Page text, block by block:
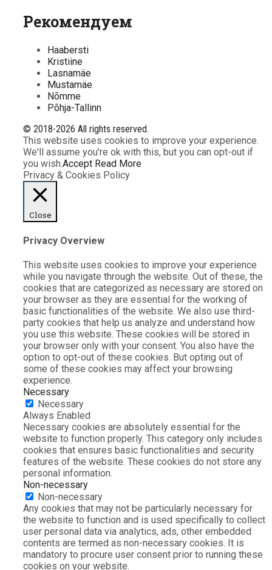
Рекомендуем
Haabersti
Kristiine
Lasnamäe
Mustamäe
Nõmme
Põhja-Tallinn
© 2018-2026 All rights reserved.
This website uses cookies to improve your experience.
We'll assume you're ok with this, but you can opt-out if
you wish.Accept Read More
Privacy & Cookies Policy
Close
Privacy Overview
This website uses cookies to improve your experience
while you navigate through the website. Out of these, the
cookies that are categorized as necessary are stored on
your browser as they are essential for the working of
basic functionalities of the website. We also use third-
party cookies that help us analyze and understand how
you use this website. These cookies will be stored in
your browser only with your consent. You also have the
option to opt-out of these cookies. But opting out of
some of these cookies may affect your browsing
experience.
Necessary
Necessary
Always Enabled
Necessary cookies are absolutely essential for the
website to function properly. This category only includes
cookies that ensures basic functionalities and security
features of the website. These cookies do not store any
personal information.
Non-necessary
Non-necessary
Any cookies that may not be particularly necessary for
the website to function and is used specifically to collect
user personal data via analytics, ads, other embedded
contents are termed as non-necessary cookies. It is
mandatory to procure user consent prior to running these
cookies on your website.